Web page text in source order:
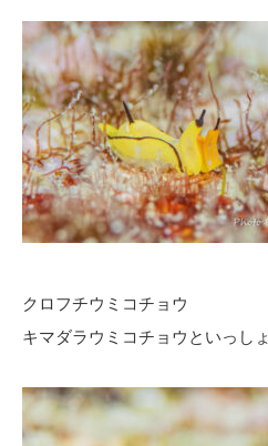
クロフチウミコチョウ
キマダラウミコチョウといっしょ